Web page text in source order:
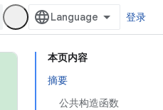
登录
本页内容
摘要
公共构造函数